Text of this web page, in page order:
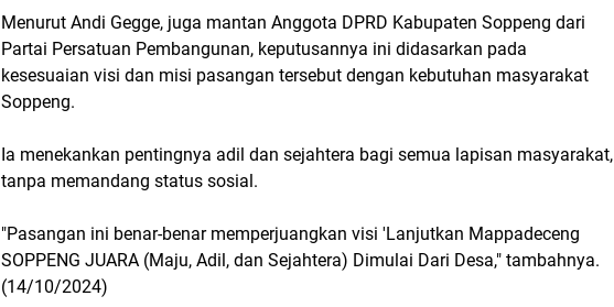
Menurut Andi Gegge, juga mantan Anggota DPRD Kabupaten Soppeng dari
Partai Persatuan Pembangunan, keputusannya ini didasarkan pada
kesesuaian visi dan misi pasangan tersebut dengan kebutuhan masyarakat
Soppeng.
Ia menekankan pentingnya adil dan sejahtera bagi semua lapisan masyarakat,
tanpa memandang status sosial.
"Pasangan ini benar-benar memperjuangkan visi 'Lanjutkan Mappadeceng
SOPPENG JUARA (Maju, Adil, dan Sejahtera) Dimulai Dari Desa," tambahnya.
(14/10/2024)